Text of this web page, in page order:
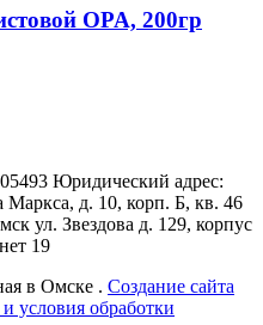
OPA, 200гр
Юридический адрес:
Маркса, д. 10, корп. Б, кв. 46
ул. Звездова д. 129, корпус
19
в Омске . Создание сайта
условия обработки